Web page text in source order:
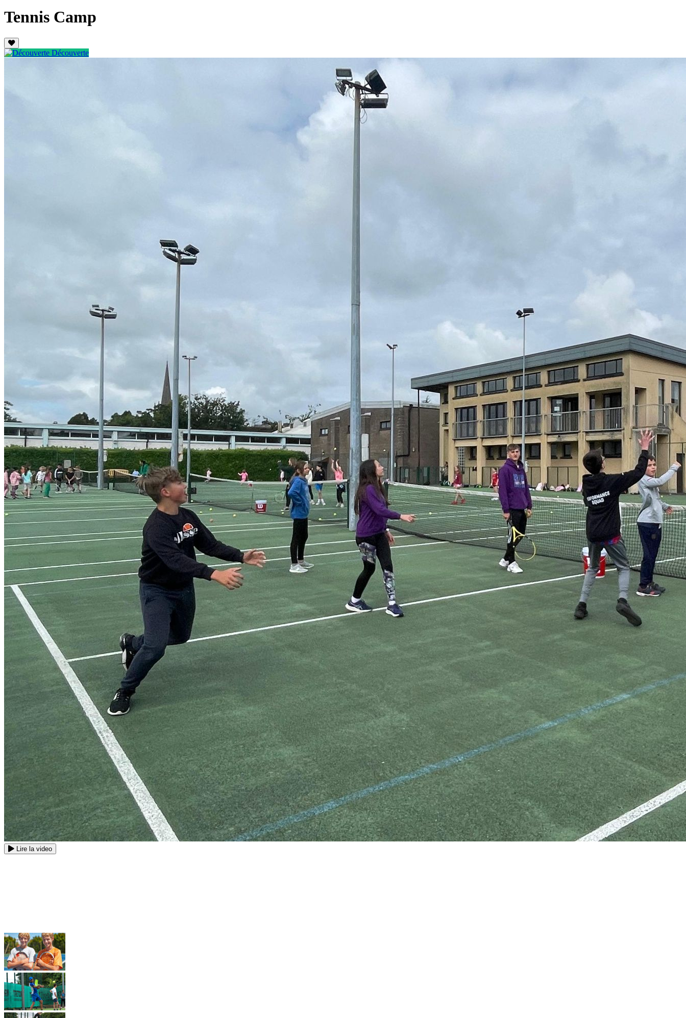
Tennis Camp
Découverte
Lire la video